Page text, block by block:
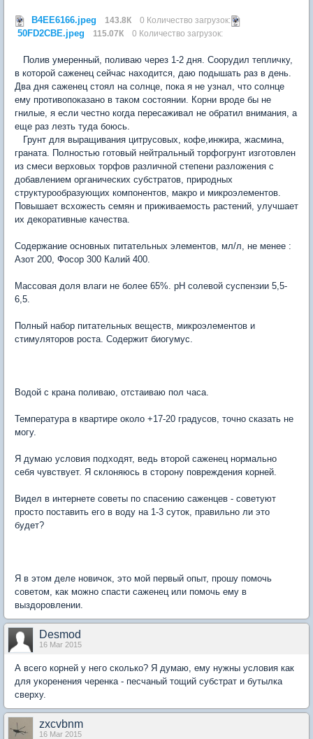
B4EE6166.jpeg 143.8К 0 Количество загрузок:
50FD2CBE.jpeg 115.07К 0 Количество загрузок:
Полив умеренный, поливаю через 1-2 дня. Соорудил тепличку,
в которой саженец сейчас находится, даю подышать раз в день.
Два дня саженец стоял на солнце, пока я не узнал, что солнце
ему противопоказано в таком состоянии. Корни вроде бы не
гнилые, я если честно когда пересаживал не обратил внимания, а
еще раз лезть туда боюсь.
Грунт для выращивания цитрусовых, кофе,инжира, жасмина,
граната. Полностью готовый нейтральный торфогрунт изготовлен
из смеси верховых торфов различной степени разложения с
добавлением органических субстратов, природных
структурообразующих компонентов, макро и микроэлементов.
Повышает всхожесть семян и приживаемость растений, улучшает
их декоративные качества.
Содержание основных питательных элементов, мл/л, не менее :
Азот 200, Фосор 300 Калий 400.
Массовая доля влаги не более 65%. рН солевой суспензии 5,5-
6,5.
Полный набор питательных веществ, микроэлементов и
стимуляторов роста. Содержит биогумус.
Водой с крана поливаю, отстаиваю пол часа.
Температура в квартире около +17-20 градусов, точно сказать не
могу.
Я думаю условия подходят, ведь второй саженец нормально
себя чувствует. Я склоняюсь в сторону повреждения корней.
Видел в интернете советы по спасению саженцев - советуют
просто поставить его в воду на 1-3 суток, правильно ли это
будет?
Я в этом деле новичок, это мой первый опыт, прошу помочь
советом, как можно спасти саженец или помочь ему в
выздоровлении.
Desmod
16 Mar 2015
А всего корней у него сколько? Я думаю, ему нужны условия как
для укоренения черенка - песчаный тощий субстрат и бутылка
сверху.
zxcvbnm
16 Mar 2015